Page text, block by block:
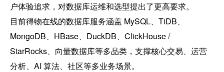
户体验追求，对数据库运维和选型提出了更高要求。
目前得物在线的数据库服务涵盖 MySQL、TiDB、
MongoDB、HBase、DuckDB、ClickHouse /
StarRocks、向量数据库等多品类，支撑核心交易、运营
分析、AI 算法、社区等多业务场景。